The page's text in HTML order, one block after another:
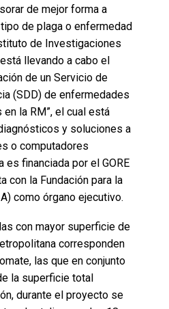
de mejor forma a
de plaga o enfermedad
de Investigaciones
llevando a cabo el
de un Servicio de
(SDD) de enfermedades
la RM”, el cual está
y soluciones a
o computadores
financiada por el GORE
con la Fundación para la
como órgano ejecutivo.
con mayor superficie de
corresponden
las que en conjunto
la superficie total
durante el proyecto se